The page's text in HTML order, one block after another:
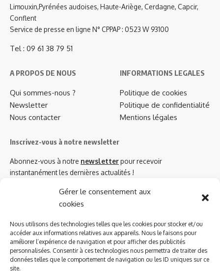
Gérer le consentement aux
cookies
Nous utilisons des technologies telles que les cookies pour stocker et/ou
accéder aux informations relatives aux appareils. Nous le faisons pour
améliorer l’expérience de navigation et pour afficher des publicités
personnalisées. Consentir à ces technologies nous permettra de traiter des
données telles que le comportement de navigation ou les ID uniques sur ce
site.
Limouxin,Pyrénées audoises, Haute-Ariège, Cerdagne, Capcir,
Conflent
Service de presse en ligne N° CPPAP : 0523 W 93100
Tel : 09 61 38 79 51
A PROPOS DE NOUS
Qui sommes-nous ?
Newsletter
Nous contacter
INFORMATIONS LEGALES
Politique de cookies
Politique de confidentialité
Mentions légales
Inscrivez-vous à notre newsletter
Abonnez-vous à notre newsletterpour recevoir
instantanément les dernières actualités !
Azinat.com TV soutient